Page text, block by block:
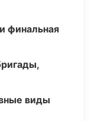
финальная
виды